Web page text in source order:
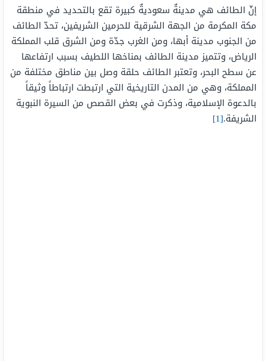
إنّ الطائف هي مدينةٌ سعوديةٌ كبيرة تقع بالتحديد في منطقة
مكة المكرمة من الجهة الشرقية للحرمين الشريفين، تحدّ الطائف
من الجنوب مدينة أبها، ومن الغرب جدّة ومن الشرق قلب المملكة
الرياض، وتتميز مدينة الطائف بمناخها اللطيف بسبب ارتفاعها
عن سطح البحر، وتعتبر الطائف حلقة وصل بين مناطق مختلفة من
المملكة، وهي من المدن التاريخية التي ارتبطت ارتباطاً وثيقاً
بالدعوة الإسلامية، وذكرت في بعض القصص من السيرة النبوية
الشريفة.[1]